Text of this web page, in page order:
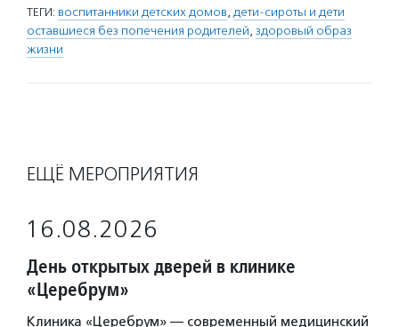
ТЕГИ: воспитанники детских домов, дети-сироты и дети
оставшиеся без попечения родителей, здоровый образ
жизни
ЕЩЁ МЕРОПРИЯТИЯ
16.08.2026
День открытых дверей в клинике
«Церебрум»
Клиника «Церебрум» — современный медицинский